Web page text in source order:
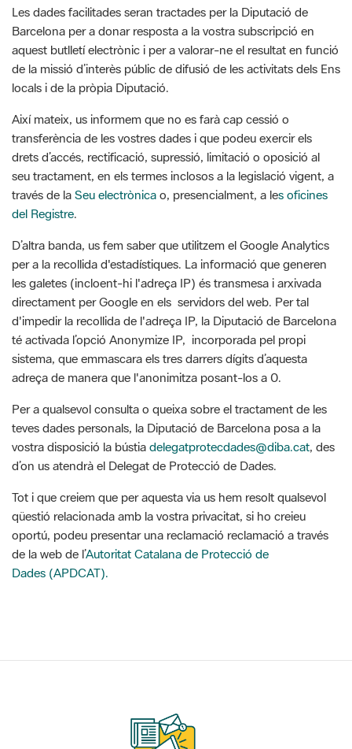
Les dades facilitades seran tractades per la Diputació de
Barcelona per a donar resposta a la vostra subscripció en
aquest butlletí electrònic i per a valorar-ne el resultat en funció
de la missió d’interès públic de difusió de les activitats dels Ens
locals i de la pròpia Diputació.
Així mateix, us informem que no es farà cap cessió o
transferència de les vostres dades i que podeu exercir els
drets d’accés, rectificació, supressió, limitació o oposició al
seu tractament, en els termes inclosos a la legislació vigent, a
través de la Seu electrònica o, presencialment, a les oficines
del Registre.
D’altra banda, us fem saber que utilitzem el Google Analytics
per a la recollida d'estadístiques. La informació que generen
les galetes (incloent-hi l'adreça IP) és transmesa i arxivada
directament per Google en els servidors del web. Per tal
d'impedir la recollida de l'adreça IP, la Diputació de Barcelona
té activada l’opció Anonymize IP, incorporada pel propi
sistema, que emmascara els tres darrers dígits d’aquesta
adreça de manera que l'anonimitza posant-los a 0.
Per a qualsevol consulta o queixa sobre el tractament de les
teves dades personals, la Diputació de Barcelona posa a la
vostra disposició la bústia delegatprotecdades@diba.cat, des
d’on us atendrà el Delegat de Protecció de Dades.
Tot i que creiem que per aquesta via us hem resolt qualsevol
qüestió relacionada amb la vostra privacitat, si ho creieu
oportú, podeu presentar una reclamació reclamació a través
de la web de l’Autoritat Catalana de Protecció de
Dades (APDCAT).